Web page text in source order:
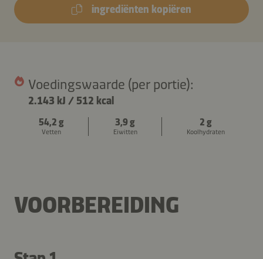
ingrediënten kopiëren
Voedingswaarde (per portie):
2.143 kJ / 512 kcal
54,2 g
Vetten
3,9 g
Eiwitten
2 g
Koolhydraten
VOORBEREIDING